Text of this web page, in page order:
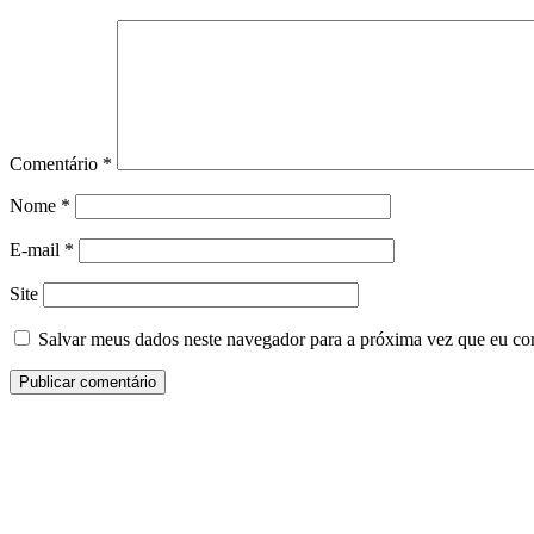
Comentário *
Nome *
E-mail *
Site
Salvar meus dados neste navegador para a próxima vez que eu